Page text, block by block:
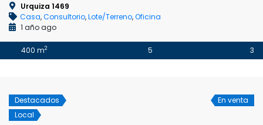
Urquiza 1469
Casa,Consultorio,Lote/Terreno,Oficina
1 año ago
400 m2 5 3
Destacados
Local
En venta